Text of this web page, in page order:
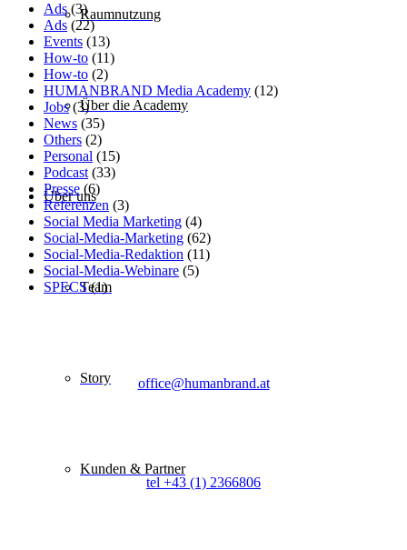
Raumnutzung
Über die Academy
Über uns
Team
Story
Kunden & Partner
Ads(3)
Ads (22)
Events (13)
How-to (11)
How-to (2)
HUMANBRAND Media Academy (12)
Jobs(3)
News (35)
Others (2)
Personal (15)
Podcast(33)
Presse (6)
Referenzen (3)
Social Media Marketing (4)
Social-Media-Marketing (62)
Social-Media-Redaktion (11)
Social-Media-Webinare (5)
SPECS(1)
office@humanbrand.at
tel +43 (1) 2366806